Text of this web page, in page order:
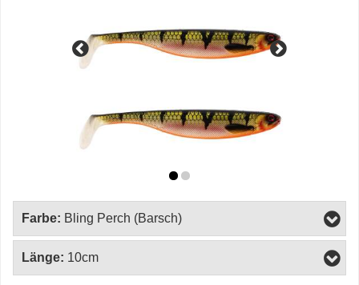
Farbe: Bling Perch (Barsch)
Länge: 10cm